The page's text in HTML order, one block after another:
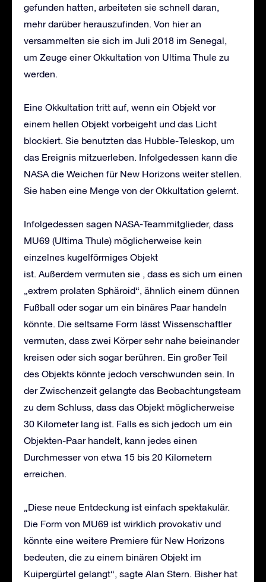
gefunden hatten, arbeiteten sie schnell daran,
mehr darüber herauszufinden. Von hier an
versammelten sie sich im Juli 2018 im Senegal,
um Zeuge einer Okkultation von Ultima Thule zu
werden.
Eine Okkultation tritt auf, wenn ein Objekt vor
einem hellen Objekt vorbeigeht und das Licht
blockiert. Sie benutzten das Hubble-Teleskop, um
das Ereignis mitzuerleben. Infolgedessen kann die
NASA die Weichen für New Horizons weiter stellen.
Sie haben eine Menge von der Okkultation gelernt.
Infolgedessen sagen NASA-Teammitglieder, dass
MU69 (Ultima Thule) möglicherweise kein
einzelnes kugelförmiges Objekt
ist. Außerdem vermuten sie , dass es sich um einen
„extrem prolaten Sphäroid“, ähnlich einem dünnen
Fußball oder sogar um ein binäres Paar handeln
könnte. Die seltsame Form lässt Wissenschaftler
vermuten, dass zwei Körper sehr nahe beieinander
kreisen oder sich sogar berühren. Ein großer Teil
des Objekts könnte jedoch verschwunden sein. In
der Zwischenzeit gelangte das Beobachtungsteam
zu dem Schluss, dass das Objekt möglicherweise
30 Kilometer lang ist. Falls es sich jedoch um ein
Objekten-Paar handelt, kann jedes einen
Durchmesser von etwa 15 bis 20 Kilometern
erreichen.
„Diese neue Entdeckung ist einfach spektakulär.
Die Form von MU69 ist wirklich provokativ und
könnte eine weitere Premiere für New Horizons
bedeuten, die zu einem binären Objekt im
Kuipergürtel gelangt“, sagte Alan Stern. Bisher hat